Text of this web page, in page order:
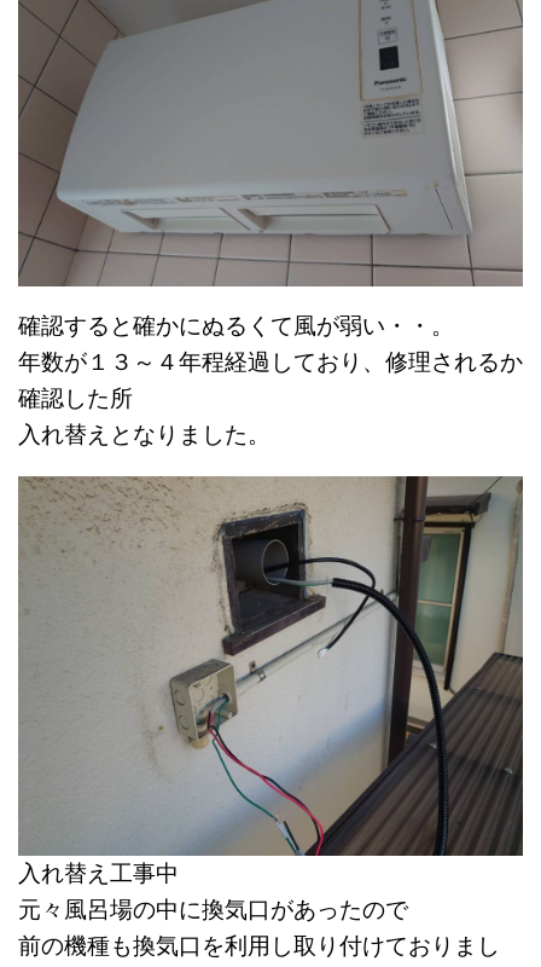
確認すると確かにぬるくて風が弱い・
・。
年数が１３～４年程経過しており、修理されるか
確認した所
入れ替えとなりました。
入れ替え工事中
元々風呂場の中に換気口があったので
前の機種も換気口を利用し取り付けておりまし